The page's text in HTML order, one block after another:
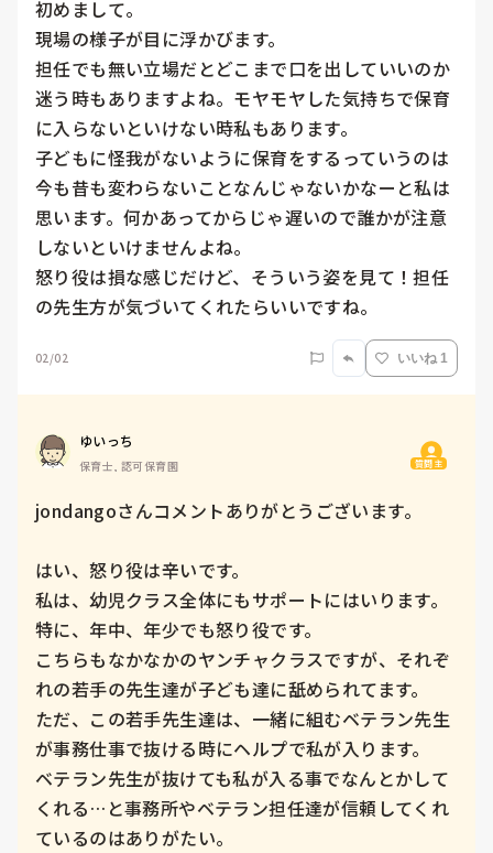
初めまして。
現場の様子が目に浮かびます。
担任でも無い立場だとどこまで口を出していいのか
迷う時もありますよね。モヤモヤした気持ちで保育
に入らないといけない時私もあります。
子どもに怪我がないように保育をするっていうのは
今も昔も変わらないことなんじゃないかなーと私は
思います。何かあってからじゃ遅いので誰かが注意
しないといけませんよね。
怒り役は損な感じだけど、そういう姿を見て！担任
の先生方が気づいてくれたらいいですね。
02/02 いいね 1
ゆいっち
保育士, 認可保育園 質問主
jondangoさんコメントありがとうございます。
はい、怒り役は辛いです。
私は、幼児クラス全体にもサポートにはいります。
特に、年中、年少でも怒り役です。
こちらもなかなかのヤンチャクラスですが、それぞ
れの若手の先生達が子ども達に舐められてます。
ただ、この若手先生達は、一緒に組むベテラン先生
が事務仕事で抜ける時にヘルプで私が入ります。
ベテラン先生が抜けても私が入る事でなんとかして
くれる…と事務所やベテラン担任達が信頼してくれ
ているのはありがたい。